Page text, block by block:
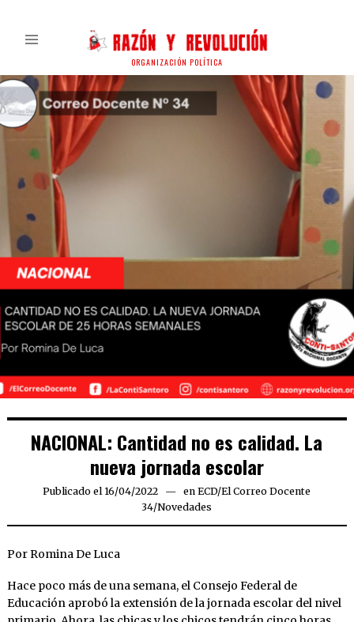
ORGANIZACIÓN POLÍTICA
NACIONAL: Cantidad no es calidad. La
nueva jornada escolar
Publicado el 16/04/2022 15/04/2022
en ECD/El Correo Docente
34/Novedades
Por Romina De Luca
Hace poco más de una semana, el Consejo Federal de
Educación aprobó la extensión de la jornada escolar del nivel